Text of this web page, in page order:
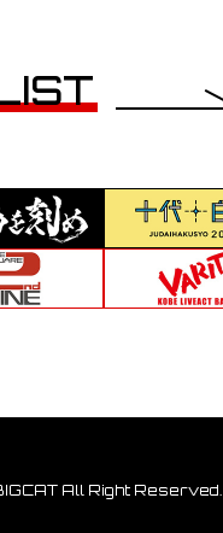
All Right Reserved.